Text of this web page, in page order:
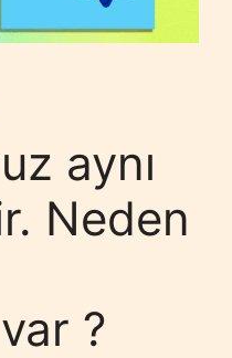
aynı
Neden
?